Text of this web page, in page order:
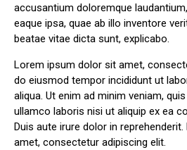
accusantium doloremque
eaque ipsa, quae ab illo inventore
beatae vitae dicta sunt, explicabo.
Lorem ipsum dolor sit amet,
do eiusmod tempor incididunt ut
aliqua. Ut enim ad minim veniam,
ullamco laboris nisi ut aliquip ex ea
Duis aute irure dolor in
amet, consectetur adipiscing elit.